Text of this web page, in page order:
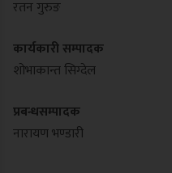
रतन गुरुङ
कार्यकारी सम्पादक
शोभाकान्त सिग्देल
प्रबन्धसम्पादक
नारायण भण्डारी